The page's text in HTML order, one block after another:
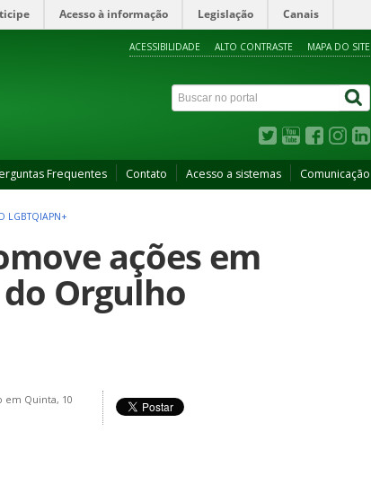
Acesso à informação Legislação Canais
ACESSIBILIDADE ALTO CONTRASTE MAPA DO SITE
Frequentes Contato Acesso a sistemas Comunicação
LGBTQIAPN+
ações em
Orgulho
em Quinta, 10